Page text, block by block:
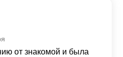
от знакомой и была